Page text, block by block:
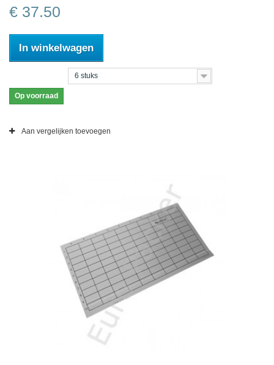
€ 37.50
In winkelwagen
6 stuks
Op voorraad
Aan vergelijken toevoegen